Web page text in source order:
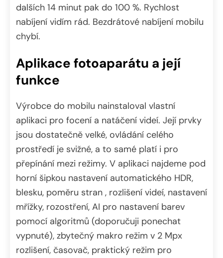
dalších 14 minut pak do 100 %. Rychlost
nabíjení vidím rád. Bezdrátové nabíjení mobilu
chybí.
Aplikace fotoaparátu a její
funkce
Výrobce do mobilu nainstaloval vlastní
aplikaci pro focení a natáčení videí. Její prvky
jsou dostatečně velké, ovládání celého
prostředí je svižné, a to samé platí i pro
přepínání mezi režimy. V aplikaci najdeme pod
horní šipkou nastavení automatického HDR,
blesku, poměru stran , rozlišení videí, nastavení
mřížky, rozostření, AI pro nastavení barev
pomocí algoritmů (doporučuji ponechat
vypnuté), zbytečný makro režim v 2 Mpx
rozlišení, časovač, praktický režim pro